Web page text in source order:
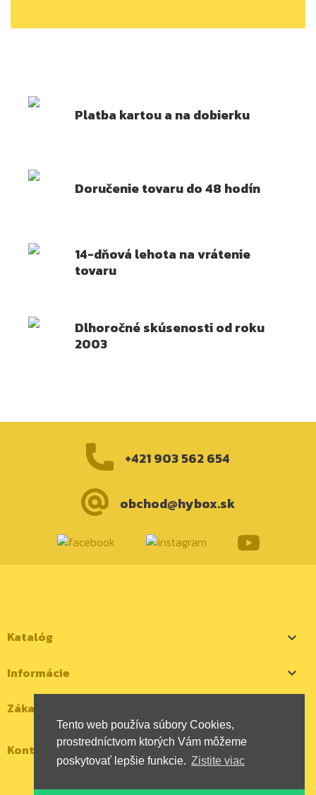
Tento web používa súbory Cookies,
prostredníctvom ktorých Vám môžeme
poskytovať lepšie funkcie. Zistite viac
Platba kartou a na dobierku
Doručenie tovaru do 48 hodín
14-dňová lehota na vrátenie
tovaru
Dlhoročné skúsenosti od roku
2003
+421 903 562 654
obchod@hybox.sk
Katalóg 
Informácie 
Zákaznícky účet
Kontaktujte nás